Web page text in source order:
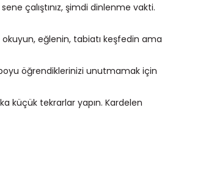
çalıştınız, şimdi dinlenme vakti.
okuyun, eğlenin, tabiatı keşfedin ama
öğrendiklerinizi unutmamak için
küçük tekrarlar yapın. Kardelen